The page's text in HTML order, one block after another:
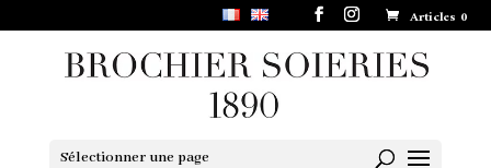
Articles 0
Sélectionner une page